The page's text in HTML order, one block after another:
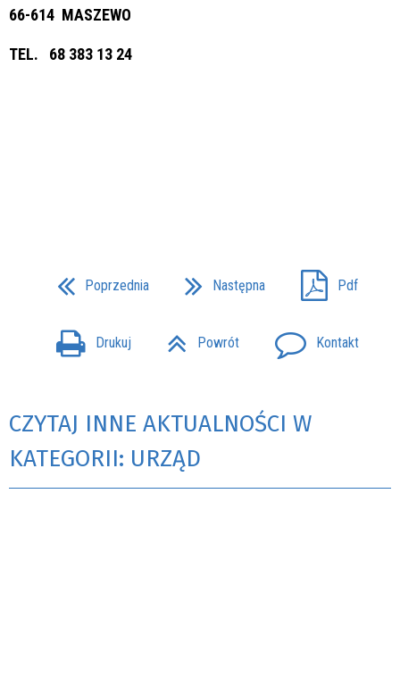
66-614 MASZEWO
TEL. 68 383 13 24
Poprzednia Następna Pdf
Drukuj Powrót Kontakt
CZYTAJ INNE AKTUALNOŚCI W
KATEGORII: URZĄD